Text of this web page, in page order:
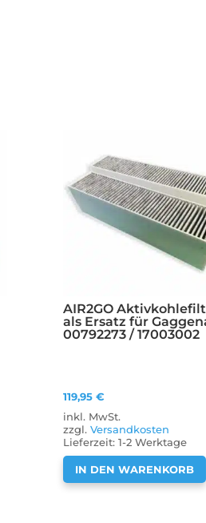
AIR2GO
als Ersatz für
00792273 / 17003002
119,95€
inkl. MwSt.
zzgl.Versandkosten
Lieferzeit:1-2 Werktage
IN DEN WARENKORB